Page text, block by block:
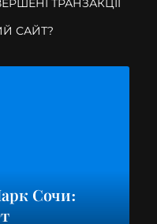
ТРАНЗАКЦІЇ
САЙТ?
Сочи: